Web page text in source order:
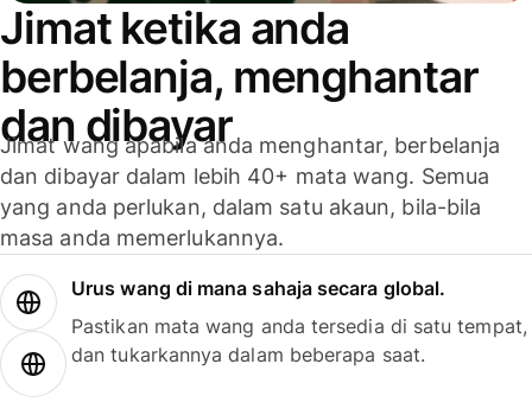
Jimat ketika anda
berbelanja, menghantar
dan dibayar
Jimat wang apabila anda menghantar, berbelanja
dan dibayar dalam lebih 40+ mata wang. Semua
yang anda perlukan, dalam satu akaun, bila-bila
masa anda memerlukannya.
Urus wang di mana sahaja secara global.
Pastikan mata wang anda tersedia di satu tempat,
dan tukarkannya dalam beberapa saat.